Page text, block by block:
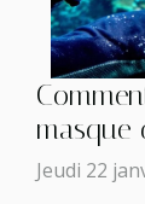
masque
Jeudi 22